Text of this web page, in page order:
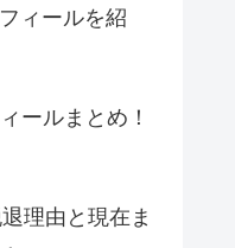
ィールを紹
ールまとめ！
理由と現在ま